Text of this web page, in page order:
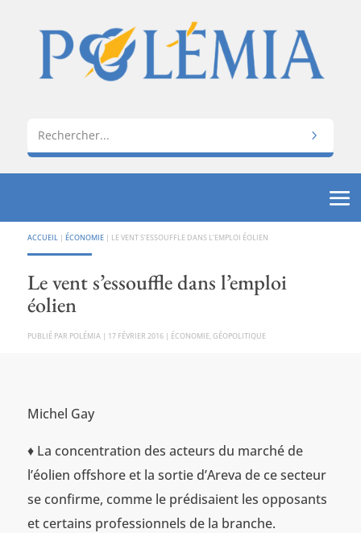
ACCUEIL | ÉCONOMIE| LE VENT S’ESSOUFFLE DANS L’EMPLOI ÉOLIEN
Le vent s’essouffle dans l’emploi
éolien
PAR POLÉMIA | 17 FÉVRIER 2016| ÉCONOMIE, GÉOPOLITIQUE
Michel Gay
♦ La concentration des acteurs du marché de
l’éolien offshore et la sortie d’Areva de ce secteur
se confirme, comme le prédisaient les opposants
et certains professionnels de la branche.